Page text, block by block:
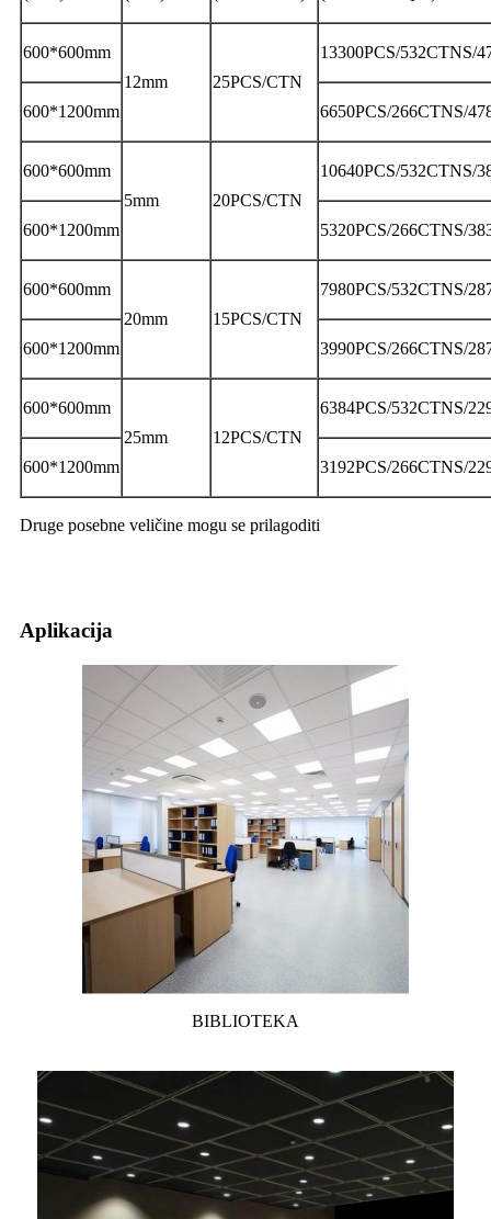
600*600mm
12mm
25PCS/CTN
13300PCS/532CTNS/
600*1200mm 6650PCS/266CTNS/
600*600mm
5mm
20PCS/CTN
10640PCS/532CTNS/
600*1200mm 5320PCS/266CTNS/
600*600mm
20mm
15PCS/CTN
7980PCS/532CTNS/
600*1200mm 3990PCS/266CTNS/
600*600mm
25mm
12PCS/CTN
6384PCS/532CTNS/
600*1200mm 3192PCS/266CTNS/
Druge posebne veličine mogu se prilagoditi
Aplikacija
BIBLIOTEKA